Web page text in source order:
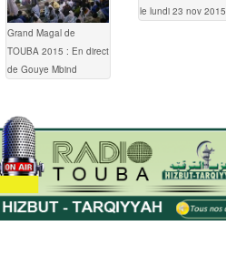
Grand Magal de
TOUBA 2015 : En direct
de Gouye Mbind
le lundi 23 nov 2015